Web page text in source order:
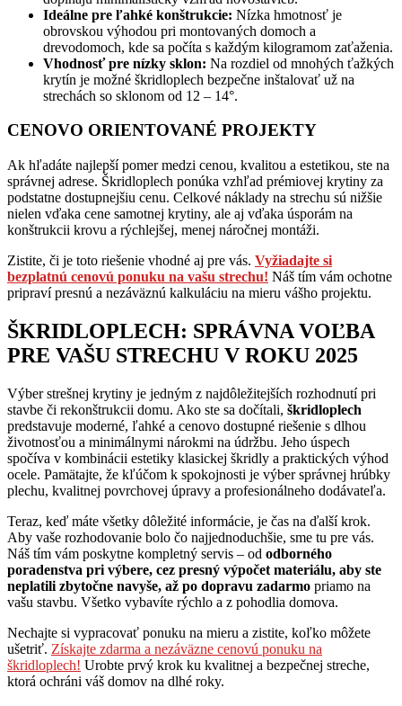
Ideálne pre ľahké konštrukcie: Nízka hmotnosť je
obrovskou výhodou pri montovaných domoch a
drevodomoch, kde sa počíta s každým kilogramom zaťaženia.
Vhodnosť pre nízky sklon: Na rozdiel od mnohých ťažkých
krytín je možné škridloplech bezpečne inštalovať už na
strechách so sklonom od 12 – 14°.
CENOVO ORIENTOVANÉ PROJEKTY
Ak hľadáte najlepší pomer medzi cenou, kvalitou a estetikou, ste na
správnej adrese. Škridloplech ponúka vzhľad prémiovej krytiny za
podstatne dostupnejšiu cenu. Celkové náklady na strechu sú nižšie
nielen vďaka cene samotnej krytiny, ale aj vďaka úsporám na
konštrukcii krovu a rýchlejšej, menej náročnej montáži.
Zistite, či je toto riešenie vhodné aj pre vás. Vyžiadajte si
bezplatnú cenovú ponuku na vašu strechu! Náš tím vám ochotne
pripraví presnú a nezáväznú kalkuláciu na mieru vášho projektu.
ŠKRIDLOPLECH: SPRÁVNA VOĽBA
PRE VAŠU STRECHU V ROKU 2025
Výber strešnej krytiny je jedným z najdôležitejších rozhodnutí pri
stavbe či rekonštrukcii domu. Ako ste sa dočítali, škridloplech
predstavuje moderné, ľahké a cenovo dostupné riešenie s dlhou
životnosťou a minimálnymi nárokmi na údržbu. Jeho úspech
spočíva v kombinácii estetiky klasickej škridly a praktických výhod
ocele. Pamätajte, že kľúčom k spokojnosti je výber správnej hrúbky
plechu, kvalitnej povrchovej úpravy a profesionálneho dodávateľa.
Teraz, keď máte všetky dôležité informácie, je čas na ďalší krok.
Aby vaše rozhodovanie bolo čo najjednoduchšie, sme tu pre vás.
Náš tím vám poskytne kompletný servis – od odborného
poradenstva pri výbere, cez presný výpočet materiálu, aby ste
neplatili zbytočne navyše, až po dopravu zadarmo priamo na
vašu stavbu. Všetko vybavíte rýchlo a z pohodlia domova.
Nechajte si vypracovať ponuku na mieru a zistite, koľko môžete
ušetriť. Získajte zdarma a nezáväzne cenovú ponuku na
škridloplech! Urobte prvý krok ku kvalitnej a bezpečnej streche,
ktorá ochráni váš domov na dlhé roky.